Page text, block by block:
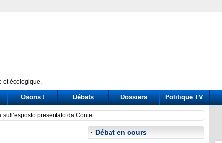
et écologique.
Osons ! Débats Dossiers Politique TV
nel governo. Passa la linea dura ma si teme il boomerang
Débat en cours